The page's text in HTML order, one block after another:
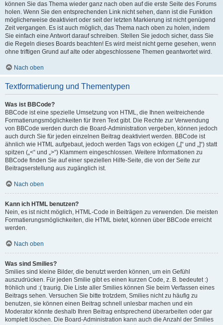
können Sie das Thema wieder ganz nach oben auf die erste Seite des Forums
holen. Wenn Sie den entsprechenden Link nicht sehen, dann ist die Funktion
möglicherweise deaktiviert oder seit der letzten Markierung ist nicht genügend
Zeit vergangen. Es ist auch möglich, das Thema nach oben zu holen, indem
Sie einfach eine Antwort darauf schreiben. Stellen Sie jedoch sicher, dass Sie
die Regeln dieses Boards beachten! Es wird meist nicht gerne gesehen, wenn
ohne triftigen Grund auf alte oder abgeschlossene Themen geantwortet wird.
Nach oben
Textformatierung und Thementypen
Was ist BBCode?
BBCode ist eine spezielle Umsetzung von HTML, die Ihnen weitreichende
Formatierungsmöglichkeiten für Ihren Text gibt. Die Rechte zur Verwendung
von BBCode werden durch die Board-Administration vergeben, können jedoch
auch durch Sie für jeden einzelnen Beitrag deaktiviert werden. BBCode ist
ähnlich wie HTML aufgebaut, jedoch werden Tags von eckigen („[“ und „]“) statt
spitzen („<“ und „>“) Klammern eingeschlossen. Weitere Informationen zu
BBCode finden Sie auf einer speziellen Hilfe-Seite, die von der Seite zur
Beitragserstellung aus zugänglich ist.
Nach oben
Kann ich HTML benutzen?
Nein, es ist nicht möglich, HTML-Code in Beiträgen zu verwenden. Die meisten
Formatierungsmöglichkeiten, die HTML bietet, können über BBCode erreicht
werden.
Nach oben
Was sind Smilies?
Smilies sind kleine Bilder, die benutzt werden können, um ein Gefühl
auszudrücken. Für jeden Smilie gibt es einen kurzen Code, z. B. bedeutet :)
fröhlich und :( traurig. Die Liste aller Smilies können Sie beim Verfassen eines
Beitrags sehen. Versuchen Sie bitte trotzdem, Smilies nicht zu häufig zu
benutzen, sie können einen Beitrag schnell unlesbar machen und ein
Moderator könnte deshalb Ihren Beitrag entsprechend überarbeiten oder gar
komplett löschen. Die Board-Administration kann auch die Anzahl der Smilies